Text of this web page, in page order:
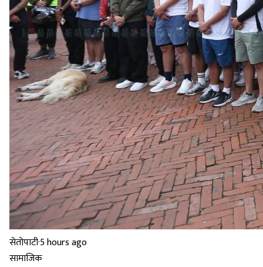
सेतोपाटी·5 hours ago
सामाजिक